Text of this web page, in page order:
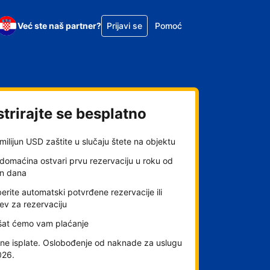
Već ste naš partner? Prijavi se Pomoć
se besplatno
USD zaštite u slučaju štete na objektu
ostvari prvu rezervaciju u roku od
dana
automatski potvrđene rezervacije ili
za rezervaciju
ćemo vam plaćanje
isplate. Oslobođenje od naknade za uslugu